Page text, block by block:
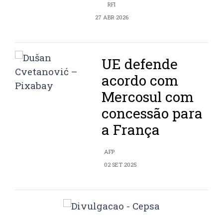
RFI
27 ABR 2026
UE defende
acordo com
Mercosul com
concessão para
a França
AFP
02 SET 2025